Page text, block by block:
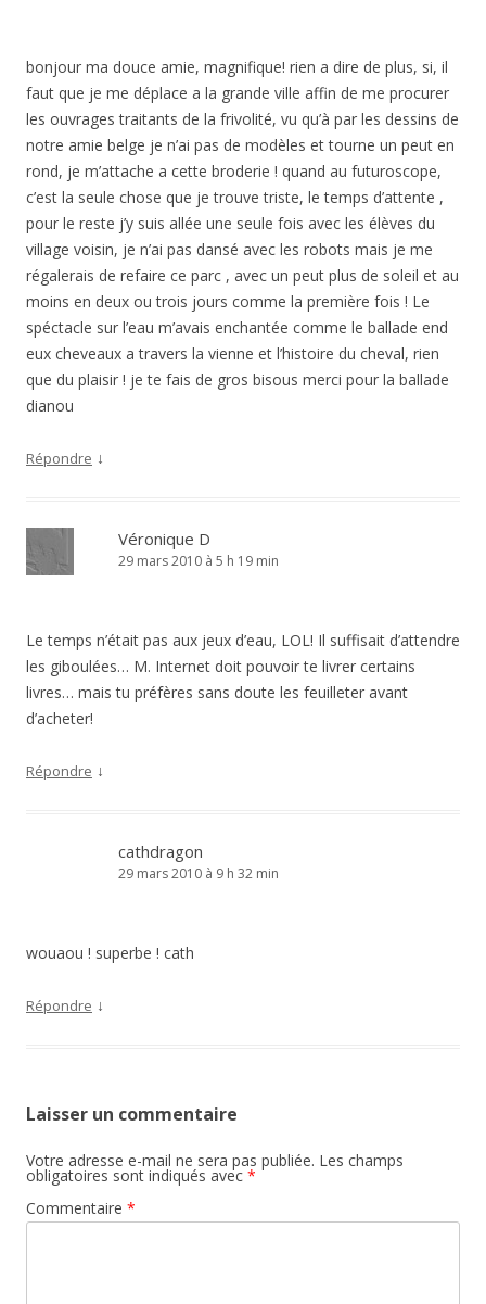
bonjour ma douce amie, magnifique! rien a dire de plus, si, il
faut que je me déplace a la grande ville affin de me procurer
les ouvrages traitants de la frivolité, vu qu’à par les dessins de
notre amie belge je n’ai pas de modèles et tourne un peut en
rond, je m’attache a cette broderie ! quand au futuroscope,
c’est la seule chose que je trouve triste, le temps d’attente ,
pour le reste j’y suis allée une seule fois avec les élèves du
village voisin, je n’ai pas dansé avec les robots mais je me
régalerais de refaire ce parc , avec un peut plus de soleil et au
moins en deux ou trois jours comme la première fois ! Le
spéctacle sur l’eau m’avais enchantée comme le ballade end
eux cheveaux a travers la vienne et l’histoire du cheval, rien
que du plaisir ! je te fais de gros bisous merci pour la ballade
dianou
Répondre ↓
Véronique D
29 mars 2010 à 5 h 19 min
Le temps n’était pas aux jeux d’eau, LOL! Il suffisait d’attendre
les giboulées… M. Internet doit pouvoir te livrer certains
livres… mais tu préfères sans doute les feuilleter avant
d’acheter!
Répondre ↓
cathdragon
29 mars 2010 à 9 h 32 min
wouaou ! superbe ! cath
Répondre ↓
Laisser un commentaire
Votre adresse e-mail ne sera pas publiée. Les champs
obligatoires sont indiqués avec *
Commentaire *